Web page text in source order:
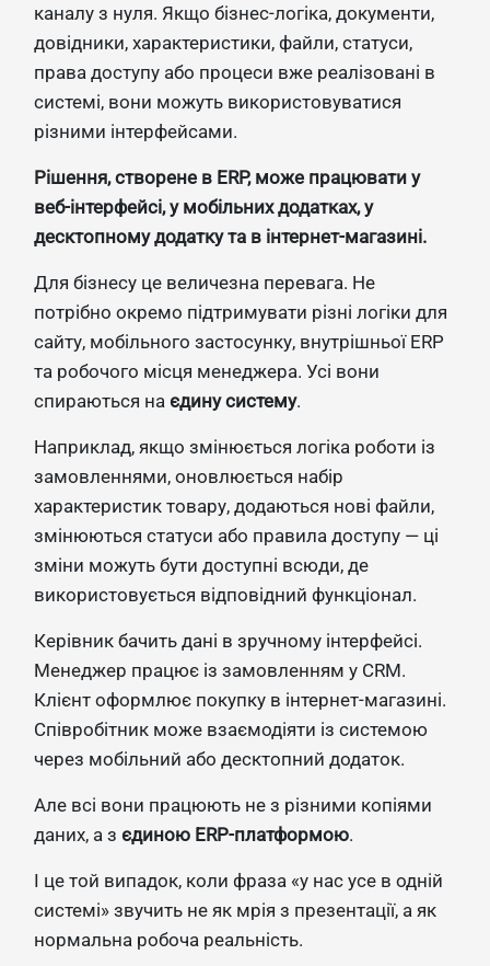
каналу з нуля. Якщо бізнес-логіка, документи,
довідники, характеристики, файли, статуси,
права доступу або процеси вже реалізовані в
системі, вони можуть використовуватися
різними інтерфейсами.
Рішення, створене в ERP, може працювати у
веб-інтерфейсі, у мобільних додатках, у
десктопному додатку та в інтернет-магазині.
Для бізнесу це величезна перевага. Не
потрібно окремо підтримувати різні логіки для
сайту, мобільного застосунку, внутрішньої ERP
та робочого місця менеджера. Усі вони
спираються на єдину систему.
Наприклад, якщо змінюється логіка роботи із
замовленнями, оновлюється набір
характеристик товару, додаються нові файли,
змінюються статуси або правила доступу — ці
зміни можуть бути доступні всюди, де
використовується відповідний функціонал.
Керівник бачить дані в зручному інтерфейсі.
Менеджер працює із замовленням у CRM.
Клієнт оформлює покупку в інтернет-магазині.
Співробітник може взаємодіяти із системою
через мобільний або десктопний додаток.
Але всі вони працюють не з різними копіями
даних, а з єдиною ERP-платформою.
І це той випадок, коли фраза «у нас усе в одній
системі» звучить не як мрія з презентації, а як
нормальна робоча реальність.